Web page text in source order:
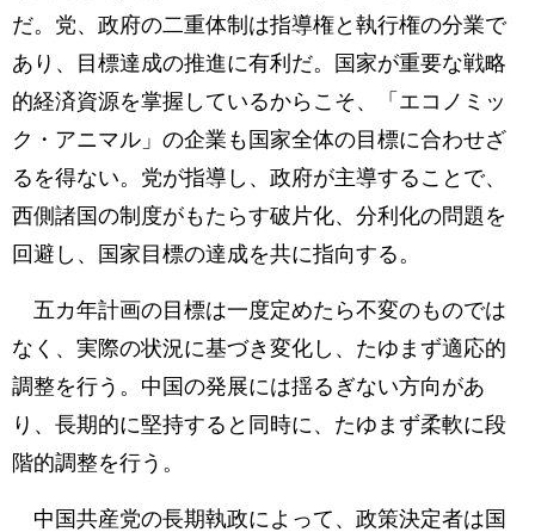
だ。党、政府の二重体制は指導権と執行権の分業で
あり、目標達成の推進に有利だ。国家が重要な戦略
的経済資源を掌握しているからこそ、「エコノミッ
ク・アニマル」の企業も国家全体の目標に合わせざ
るを得ない。党が指導し、政府が主導することで、
西側諸国の制度がもたらす破片化、分利化の問題を
回避し、国家目標の達成を共に指向する。
五カ年計画の目標は一度定めたら不変のものでは
なく、実際の状況に基づき変化し、たゆまず適応的
調整を行う。中国の発展には揺るぎない方向があ
り、長期的に堅持すると同時に、たゆまず柔軟に段
階的調整を行う。
中国共産党の長期執政によって、政策決定者は国